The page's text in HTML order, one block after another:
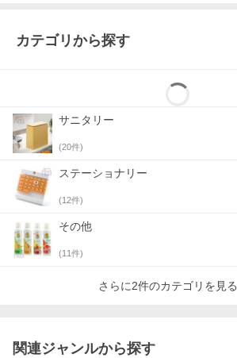
カテゴリから探す
サニタリー
(20件)
ステーショナリー
(12件)
その他
(11件)
さらに2件のカテゴリを見る
関連ジャンルから探す